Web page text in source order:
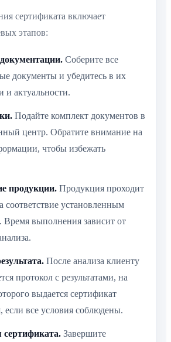
сертификата включает
этапов:
Соберите все
документы и убедитесь в их
и актуальности.
Подайте комплект документов в
центр. Обратите внимание на
чтобы избежать
продукции. Продукция проходит
соответствие установленным
Время выполнения зависит от
После анализа клиенту
протокол с результатами, на
выдается сертификат
если все условия соблюдены.
сертификата. Завершите